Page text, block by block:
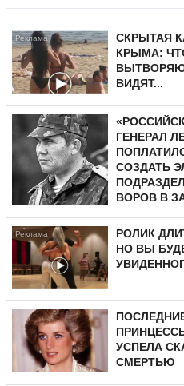
СКРЫТАЯ
КРЫМА:
ВИДЯТ...
ГЕНЕРАЛ
СОЗДАТЬ
ВОРОВ В
РОЛИК
НО ВЫ
УСПЕЛА
СМЕРТЬЮ